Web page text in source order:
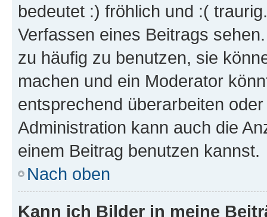
bedeutet :) fröhlich und :(
Verfassen eines Beitrags
zu häufig zu benutzen, sie
machen und ein Moderator
entsprechend überarbeiten
Administration kann auch die
einem Beitrag benutzen kannst.
Nach oben
Kann ich Bilder in meine